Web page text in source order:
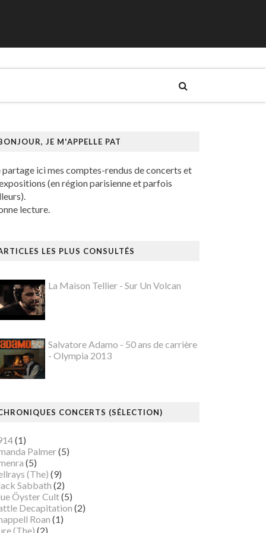
JE M'APPELLE PAT
partage ici mes comptes-rendus de concerts et
(en région parisienne et parfois
lecture.
LES PLUS CONSULTÉS
La Maison Tellier - Sur Un Volcan
Salvatore Adamo - 50 ans de carrière
- Olympia 2013
CONCERTS (SÉLECTION)
(1)
Palmer(5)
(5)
(The) (9)
Sabbath (2)
Öyster Cult(5)
Decapitation (2)
Roan (1)
(The) (2)